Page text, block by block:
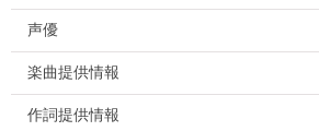
声優
楽曲提供情報
作詞提供情報